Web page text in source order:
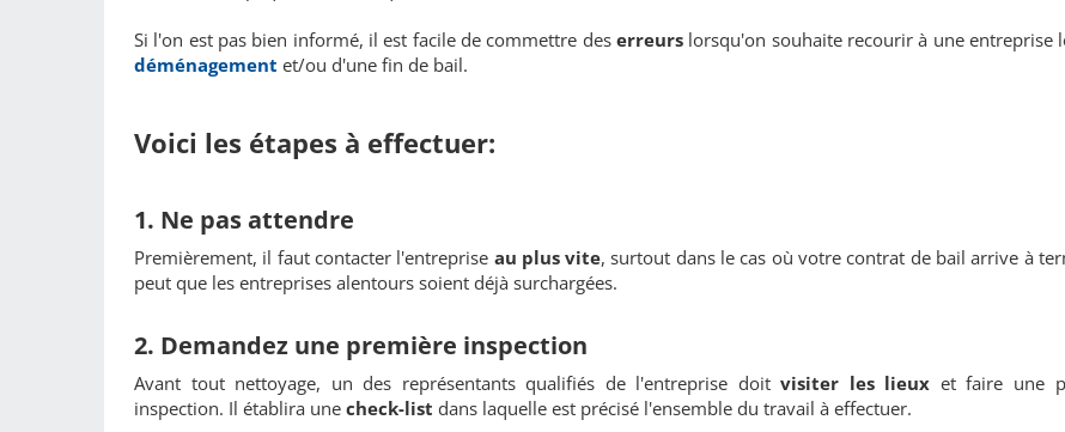
Si l'on est pas bien informé, il est facile de commettre des erreurs lorsqu'on souhaite recourir à une entreprise
déménagement et/ou d'une fin de bail.
Voici les étapes à effectuer:
1. Ne pas attendre
Premièrement, il faut contacter l'entreprise au plus vite, surtout dans le cas où votre contrat de bail arrive à
peut que les entreprises alentours soient déjà surchargées.
2. Demandez une première inspection
Avant tout nettoyage, un des représentants qualifiés de l'entreprise doitvisiter les lieux et faire une
inspection. Il établira une check-list dans laquelle est précisé l'ensemble du travail à effectuer.